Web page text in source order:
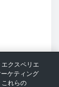
クスペリエ
ケティング
れらの